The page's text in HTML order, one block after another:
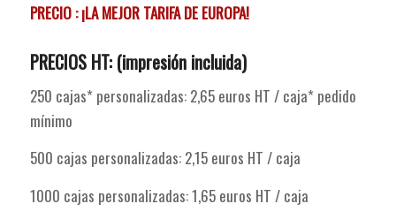
PRECIO : ¡LA MEJOR TARIFA DE EUROPA!
PRECIOS HT: (impresión incluida)
250 cajas* personalizadas: 2,65 euros HT / caja* pedido
mínimo
500 cajas personalizadas: 2,15 euros HT / caja
1000 cajas personalizadas: 1,65 euros HT / caja